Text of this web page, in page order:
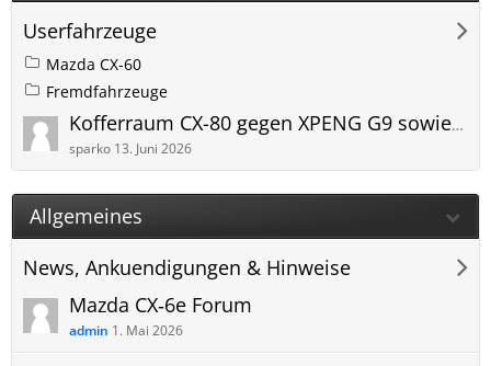
Userfahrzeuge
Mazda CX-60
Fremdfahrzeuge
Kofferraum CX-80 gegen XPENG G9 sowie sonstige erste Eindrücke Fahrverhalten etc.
sparko 13. Juni 2026
Allgemeines
News, Ankuendigungen & Hinweise
Mazda CX‑6e Forum
admin 1. Mai 2026